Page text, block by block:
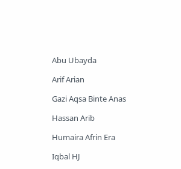
Abu Ubayda
Arif Arian
Gazi Aqsa Binte Anas
Hassan Arib
Humaira Afrin Era
Iqbal HJ